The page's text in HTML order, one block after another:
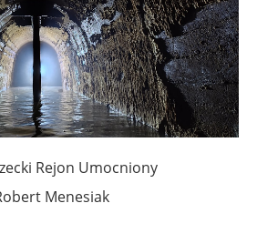
Rejon Umocniony
Menesiak